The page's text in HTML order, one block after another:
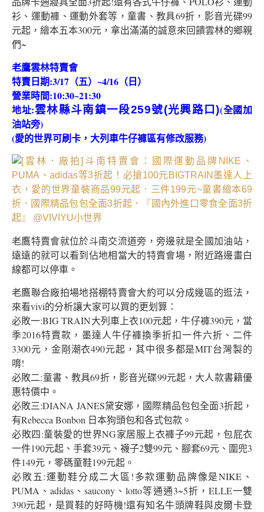
衫、運動褲、運動外套等，童書、教具69折，影音光碟99
元起，繪本五本300元，拿出滿滿的誠意來回饋雲林的鄉親
們~
老鷹雲林特賣會
特賣日期:3/17（五）~4/16（日）
營業時間:10:30~21:30
地址:雲林縣斗南鎮一段259號(光興路口)(全國加
油站旁)
(愛的世界可刷卡，大列車牛仔褲區有修改服務)
老鷹特賣會就位於斗南交流道旁，旁邊就是全國加油站，
遠遠的就可以看到佔地相當大的特賣會場，附近路邊畫白
線都可以停車。
老鷹聯合廠拍場地搭棚特賣會大約可以分成幾區的逛法，
來看vivi的分析讓大家可以買的更划算：
必敗一:BIG TRAIN大列車上衣100元起，牛仔褲390元，當
季2016特賣款，墨達人牛仔褲換季折扣一件六折、二件
3300元，金剛潮衣490元起，其中很多都是MIT台灣製的
唷!
必敗二:童書、教具69折，影音光碟99元起，大人款書籍優
惠特價中。
必敗三:DIANA JANES黛安娜，國際精品包包全面3折起，
有Rebecca Bonbon 日本狗頭包和各式包款。
必敗四:童裝愛的世界NG家居服上衣褲子99元起，包屁衣
一件190元起、手套39元、襪子2雙99元、腳套69元、圍兜3
件149元，零碼童鞋199元起。
必敗五:運動鞋分成二大區!多款運動品牌像是NIKE、
PUMA、adidas、saucony、lotto等通通3~5折，ELLE一雙
390元起，是買鞋的好時機!還有知名牛頭牌鞋與皮爾卡登